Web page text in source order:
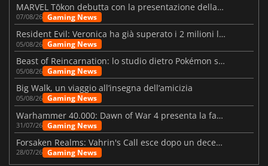
MARVEL Tōkon debutta con la presentazione della roadmap per il primo anno
07/08/26 Gaming News
Resident Evil: Veronica ha già superato i 2 milioni liste dei desideri
05/08/26 Gaming News
Beast of Reincarnation: lo studio dietro Pokémon su una nuova strada
05/08/26 Gaming News
Big Walk, un viaggio all’insegna dell’amicizia
05/08/26 Gaming News
Warhammer 40.000: Dawn of War 4 presenta la fazione dei Necron
31/07/26 Gaming News
Forsaken Realms: Vahrin's Call esce dopo un decennio di sviluppo
28/07/26 Gaming News